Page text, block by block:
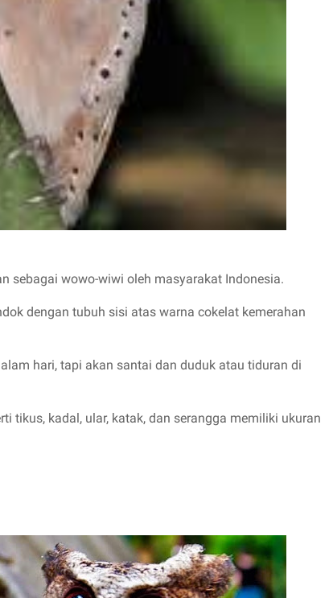
sebagai wowo-wiwi oleh masyarakat Indonesia.
dengan tubuh sisi atas warna cokelat kemerahan
hari, tapi akan santai dan duduk atau tiduran di
tikus, kadal, ular, katak, dan serangga memiliki ukuran